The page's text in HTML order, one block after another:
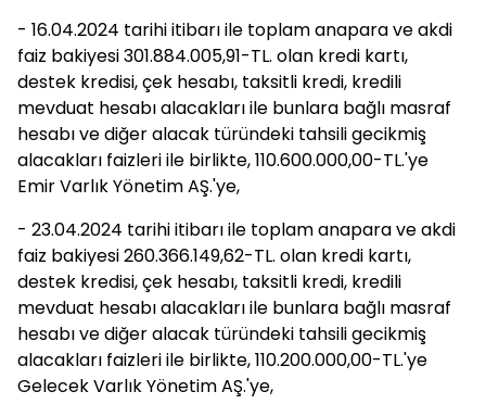
- 16.04.2024 tarihi itibarı ile toplam anapara ve akdi
faiz bakiyesi 301.884.005,91-TL. olan kredi kartı,
destek kredisi, çek hesabı, taksitli kredi, kredili
mevduat hesabı alacakları ile bunlara bağlı masraf
hesabı ve diğer alacak türündeki tahsili gecikmiş
alacakları faizleri ile birlikte, 110.600.000,00-TL.'ye
Emir Varlık Yönetim AŞ.'ye,
- 23.04.2024 tarihi itibarı ile toplam anapara ve akdi
faiz bakiyesi 260.366.149,62-TL. olan kredi kartı,
destek kredisi, çek hesabı, taksitli kredi, kredili
mevduat hesabı alacakları ile bunlara bağlı masraf
hesabı ve diğer alacak türündeki tahsili gecikmiş
alacakları faizleri ile birlikte, 110.200.000,00-TL.'ye
Gelecek Varlık Yönetim AŞ.'ye,